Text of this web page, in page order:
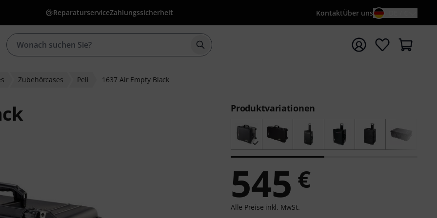
ReparaturserviceZahlungssicherheit KontaktÜber uns
Suche mit Suchwort {searchTerm} starten
Zubehörcases Peli 1637 Air Empty Black
Produktvariationen
545 €
Alle Preise inkl. MwSt.